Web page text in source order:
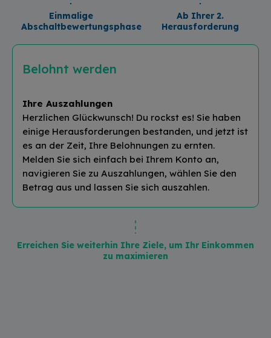
Einmalige
Abschaltbewertungsphase
Ab Ihrer 2.
Herausforderung
Belohnt werden
Ihre Auszahlungen
Herzlichen Glückwunsch! Du rockst es! Sie haben
einige Herausforderungen bestanden, und jetzt ist
es an der Zeit, Ihre Belohnungen zu ernten.
Melden Sie sich einfach bei Ihrem Konto an,
navigieren Sie zu Auszahlungen, wählen Sie den
Betrag aus und lassen Sie sich auszahlen.
Erreichen Sie weiterhin Ihre Ziele, um Ihr Einkommen
zu maximieren